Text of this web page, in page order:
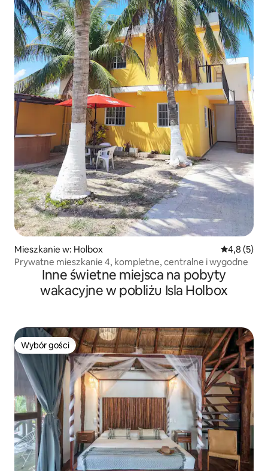
Mieszkanie w: Holbox Średnia
4,8 (5)
Prywatne mieszkanie 4, kompletne, centralne i wygodne
Inne świetne miejsca na pobyty
wakacyjne w pobliżu Isla Holbox
Wybór gości
Wybór gości